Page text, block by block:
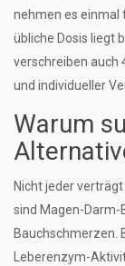
nehmen es einmal
übliche Dosis liegt
verschreiben auch
und individueller
Warum
Nicht jeder
sind Magen-Darm-
Bauchschmerzen.
Leberenzym-